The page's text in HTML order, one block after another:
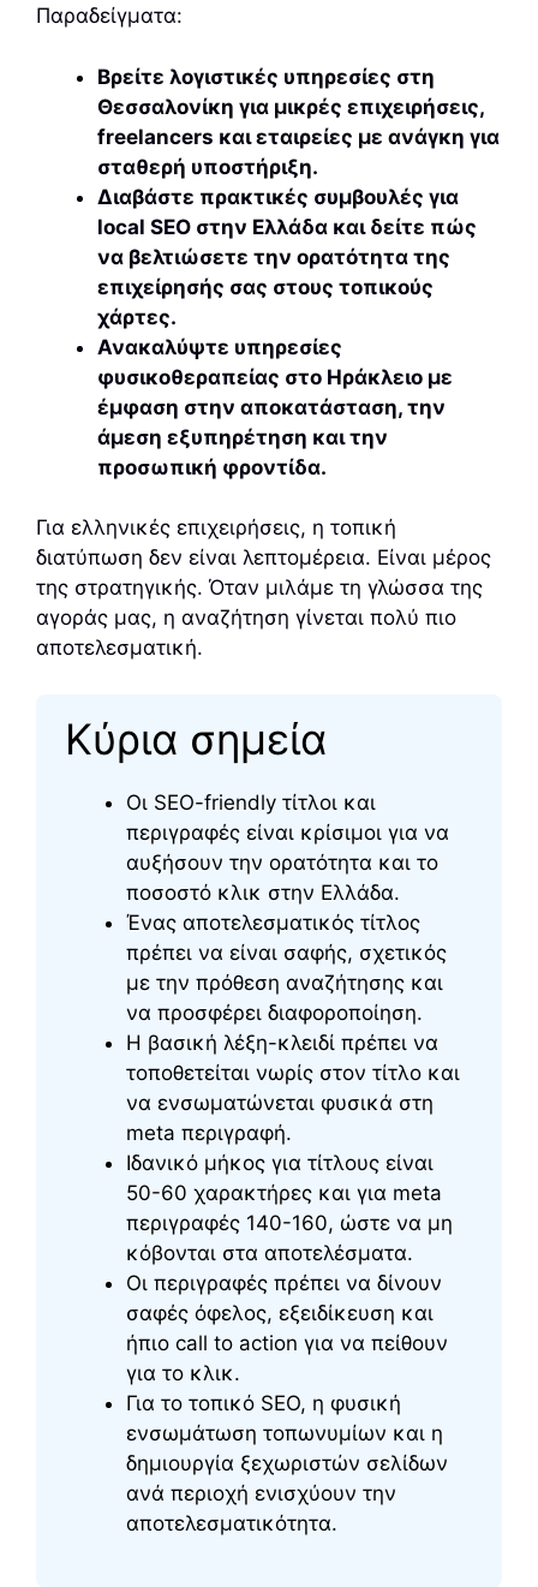
Παραδείγματα:
Βρείτε λογιστικές υπηρεσίες στη
Θεσσαλονίκη για μικρές επιχειρήσεις,
freelancers και εταιρείες με ανάγκη για
σταθερή υποστήριξη.
Διαβάστε πρακτικές συμβουλές για
local SEO στην Ελλάδα και δείτε πώς
να βελτιώσετε την ορατότητα της
επιχείρησής σας στους τοπικούς
χάρτες.
Ανακαλύψτε υπηρεσίες
φυσικοθεραπείας στο Ηράκλειο με
έμφαση στην αποκατάσταση, την
άμεση εξυπηρέτηση και την
προσωπική φροντίδα.
Για ελληνικές επιχειρήσεις, η τοπική
διατύπωση δεν είναι λεπτομέρεια. Είναι μέρος
της στρατηγικής. Όταν μιλάμε τη γλώσσα της
αγοράς μας, η αναζήτηση γίνεται πολύ πιο
αποτελεσματική.
Κύρια σημεία
Οι SEO-friendly τίτλοι και
περιγραφές είναι κρίσιμοι για να
αυξήσουν την ορατότητα και το
ποσοστό κλικ στην Ελλάδα.
Ένας αποτελεσματικός τίτλος
πρέπει να είναι σαφής, σχετικός
με την πρόθεση αναζήτησης και
να προσφέρει διαφοροποίηση.
Η βασική λέξη-κλειδί πρέπει να
τοποθετείται νωρίς στον τίτλο και
να ενσωματώνεται φυσικά στη
meta περιγραφή.
Ιδανικό μήκος για τίτλους είναι
50-60 χαρακτήρες και για meta
περιγραφές 140-160, ώστε να μη
κόβονται στα αποτελέσματα.
Οι περιγραφές πρέπει να δίνουν
σαφές όφελος, εξειδίκευση και
ήπιο call to action για να πείθουν
για το κλικ.
Για το τοπικό SEO, η φυσική
ενσωμάτωση τοπωνυμίων και η
δημιουργία ξεχωριστών σελίδων
ανά περιοχή ενισχύουν την
αποτελεσματικότητα.